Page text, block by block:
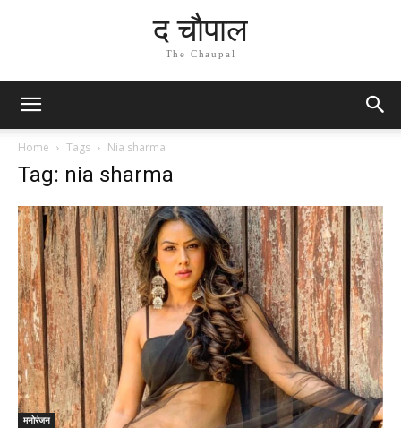
द चौपाल
The Chaupal
Home Tags Nia sharma
Tag: nia sharma
मनोरंजन